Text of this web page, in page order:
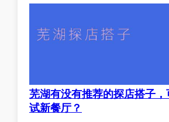
芜湖有没有推荐的探店搭子
试新餐厅？